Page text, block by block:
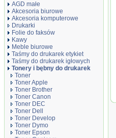
AGD małe
Akcesoria biurowe
Akcesoria komputerowe
Drukarki
Folie do faksów
Kawy
Meble biurowe
Taśmy do drukarek etykiet
Taśmy do drukarek igłowych
Tonery i bębny do drukarek
Toner
Toner Apple
Toner Brother
Toner Canon
Toner DEC
Toner Dell
Toner Develop
Toner Dymo
Toner Epson